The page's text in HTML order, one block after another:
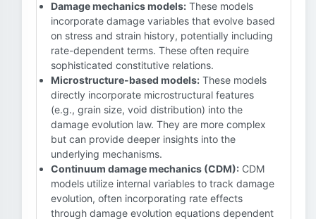
Damage mechanics models: These models
incorporate damage variables that evolve based
on stress and strain history, potentially including
rate-dependent terms. These often require
sophisticated constitutive relations.
Microstructure-based models: These models
directly incorporate microstructural features
(e.g., grain size, void distribution) into the
damage evolution law. They are more complex
but can provide deeper insights into the
underlying mechanisms.
Continuum damage mechanics (CDM): CDM
models utilize internal variables to track damage
evolution, often incorporating rate effects
through damage evolution equations dependent